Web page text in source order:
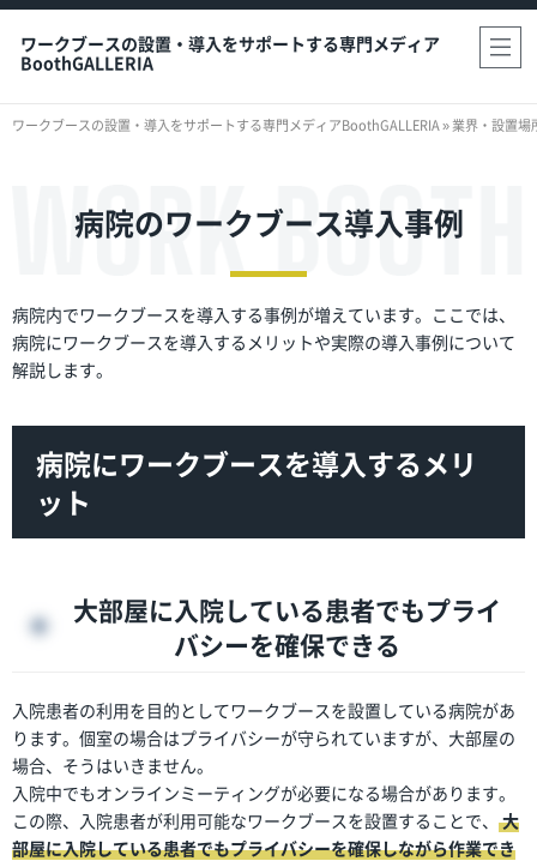
ワークブースの設置・導入をサポートする専門メディア
BoothGALLERIA
ワークブースの設置・導入をサポートする専門メディアBoothGALLERIA»業界・設置場
病院のワークブース導入事例
病院内でワークブースを導入する事例が増えています。ここでは、
病院にワークブースを導入するメリットや実際の導入事例について
解説します。
病院にワークブースを導入するメリ
ット
大部屋に入院している患者でもプライ
バシーを確保できる
入院患者の利用を目的としてワークブースを設置している病院があ
ります。個室の場合はプライバシーが守られていますが、大部屋の
場合、そうはいきません。
入院中でもオンラインミーティングが必要になる場合があります。
この際、入院患者が利用可能なワークブースを設置することで、
大
部屋に入院している患者でもプライバシーを確保しながら作業でき